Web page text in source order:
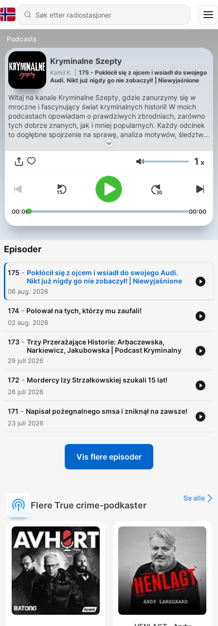
Podcasts
Kryminalne Szepty
Kamil K.
175 - Pokłócił się z ojcem i wsiadł do swojego
Audi. Nikt już nigdy go nie zobaczył! | Niewyjaśnione
Witaj na kanale Kryminalne Szepty, gdzie zanurzymy się w
mroczne i fascynujący świat kryminalnych historii! W moich
podcastach opowiadam o prawdziwych zbrodniach, zarówno
tych dobrze znanych, jak i mniej popularnych. Każdy odcinek
to dogłębne spojrzenie na sprawę, analiza motywów, śledztwo
i jego konsekwencje. Staram się, aby każdy odcinek był nie
tylko informacyjny, ale również pełen emocji i trzymał w
napięciu do samego końca. Regularne Odcinki: Nowe
nowego do posłuchania. Autentyczność i Pasja: Jako
entuzjasta kryminalistyki,
Volum 1 x
00:00 00:00
Episoder
175 - Pokłócił się z ojcem i wsiadł do swojego Audi.
Nikt już nigdy go nie zobaczył! | Niewyjaśnione
06 aug. 2026
174 - Polował na tych, którzy mu zaufali!
02 aug. 2026
173 - Trzy Przerażające Historie: Arbaczewska,
Narkiewicz, Jakubowska | Podcast Kryminalny
29 juli 2026
172 - Mordercy Izy Strzałkowskiej szukali 15 lat!
26 juli 2026
171 - Napisał pożegnalnego smsa i zniknął na zawsze!
23 juli 2026
Vis flere episoder
Flere True crime-podkaster
Se alle